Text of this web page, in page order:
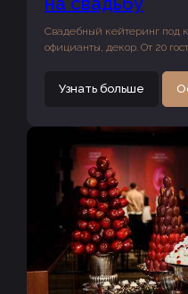
Свадебный кейтеринг под
официанты, декор. От 20
Узнать больше